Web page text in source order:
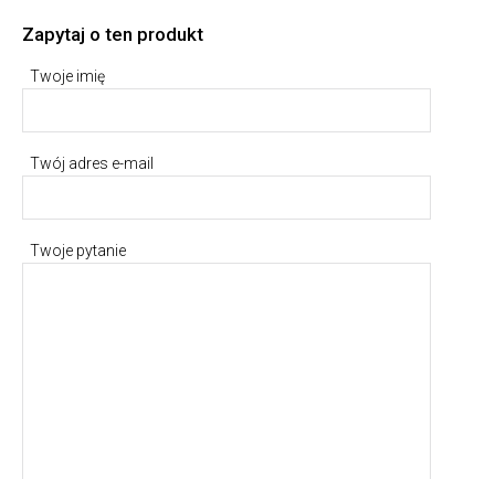
Zapytaj o ten produkt
Twoje imię
Twój adres e-mail
Twoje pytanie